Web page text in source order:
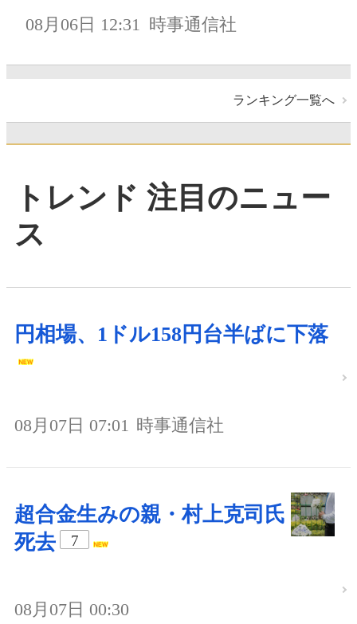
08月06日 12:31 時事通信社
ランキング一覧へ
トレンド 注目のニュー
ス
円相場、1ドル158円台半ばに下落
08月07日 07:01 時事通信社
超合金生みの親・村上克司氏
死去
7
08月07日 00:30